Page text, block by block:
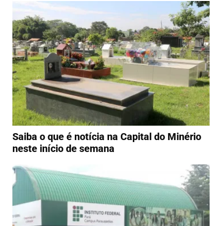
Saiba o que é notícia na Capital do Minério
neste início de semana